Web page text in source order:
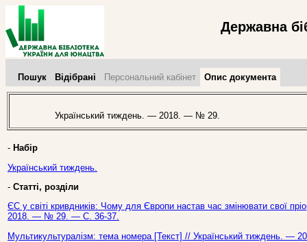
Державна
Пошук Відібрані Персональний кабінет Опис документа
Український тиждень. — 2018. — № 29.
- Набір
Український тиждень.
- Статті, розділи
ЄС у світі кривдників: Чому для Європи настав час змінювати свої
2018. — № 29. — С. 36-37.
Мультикультуралізм: тема номера [Текст] // Український тиждень.